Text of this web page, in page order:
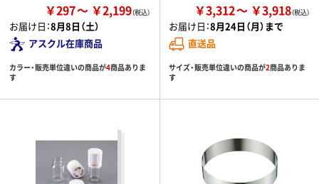
￥297 ￥2,199
お届け日：8月8日（土）
アスクル在庫商品
カラー・販売単位違いの商品が4商品ありま
す
￥3,312 ￥3,918
お届け日：8月24日（月）まで
直送品
サイズ・販売単位違いの商品が2商品ありま
す